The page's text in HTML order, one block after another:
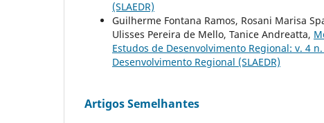
(SLAEDR)
Guilherme Fontana Ramos, Rosani Marisa
Ulisses Pereira de Mello, Tanice Andreatta,
Estudos de Desenvolvimento Regional: v. 4
Desenvolvimento Regional (SLAEDR)
Artigos Semelhantes